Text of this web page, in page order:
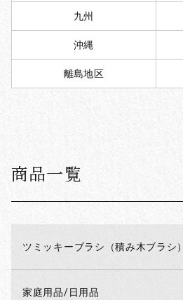
商品一覧
ツミッキーブラシ（積み木ブラシ）
家庭用品/日用品
九州
沖縄
離島地区